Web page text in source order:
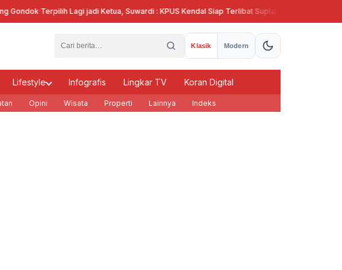
·Terpilih Lagi jadi Ketua, Suwardi : KPUS Kendal Siap Terlibat Suplai Telur untuk MBG
Klasik Modern
Lifestyle Infografis Lingkar TV Koran Digital
Opini Wisata Properti Lainnya Indeks